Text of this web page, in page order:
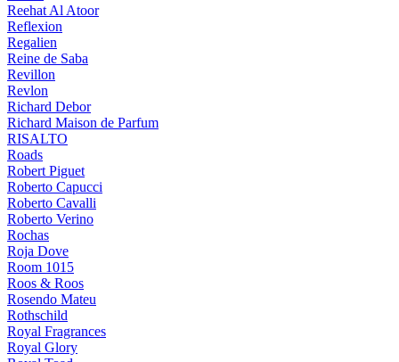
Reehat Al Atoor
Reflexion
Regalien
Reine de Saba
Revillon
Revlon
Richard Debor
Richard Maison de Parfum
RISALTO
Roads
Robert Piguet
Roberto Capucci
Roberto Cavalli
Roberto Verino
Rochas
Roja Dove
Room 1015
Roos & Roos
Rosendo Mateu
Rothschild
Royal Fragrances
Royal Glory